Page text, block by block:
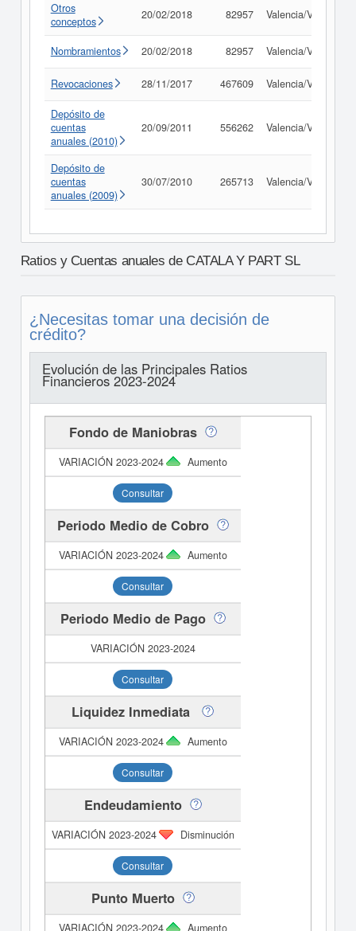
Otros
conceptos
20/02/2018 82957 Valencia/València
Nombramientos 20/02/2018 82957 Valencia/València
Revocaciones 28/11/2017 467609 Valencia/València
Depósito de
cuentas
anuales (2010)
20/09/2011 556262 Valencia/València
Depósito de
cuentas
anuales (2009)
30/07/2010 265713 Valencia/València
Ratios y Cuentas anuales de CATALA Y PART SL
¿Necesitas tomar una decisión de
crédito?
Evolución de las Principales Ratios
Financieros 2023-2024
Fondo de Maniobras
Aumento
Consultar
Periodo Medio de Cobro
Aumento
Consultar
Periodo Medio de Pago
Consultar
Liquidez Inmediata
Aumento
Consultar
Endeudamiento
Disminución
Consultar
Punto Muerto
Aumento